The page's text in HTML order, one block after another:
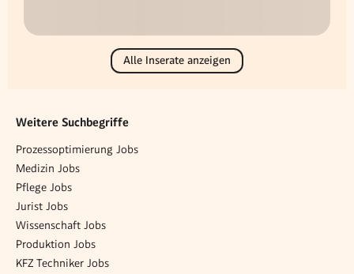
Alle Inserate anzeigen
Weitere Suchbegriffe
Prozessoptimierung Jobs
Medizin Jobs
Pflege Jobs
Jurist Jobs
Wissenschaft Jobs
Produktion Jobs
KFZ Techniker Jobs